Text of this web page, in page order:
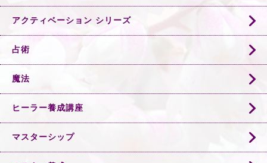
アクティベーション シリーズ
占術
魔法
ヒーラー養成講座
マスターシップ